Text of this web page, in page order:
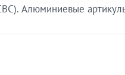
Алюминиевые